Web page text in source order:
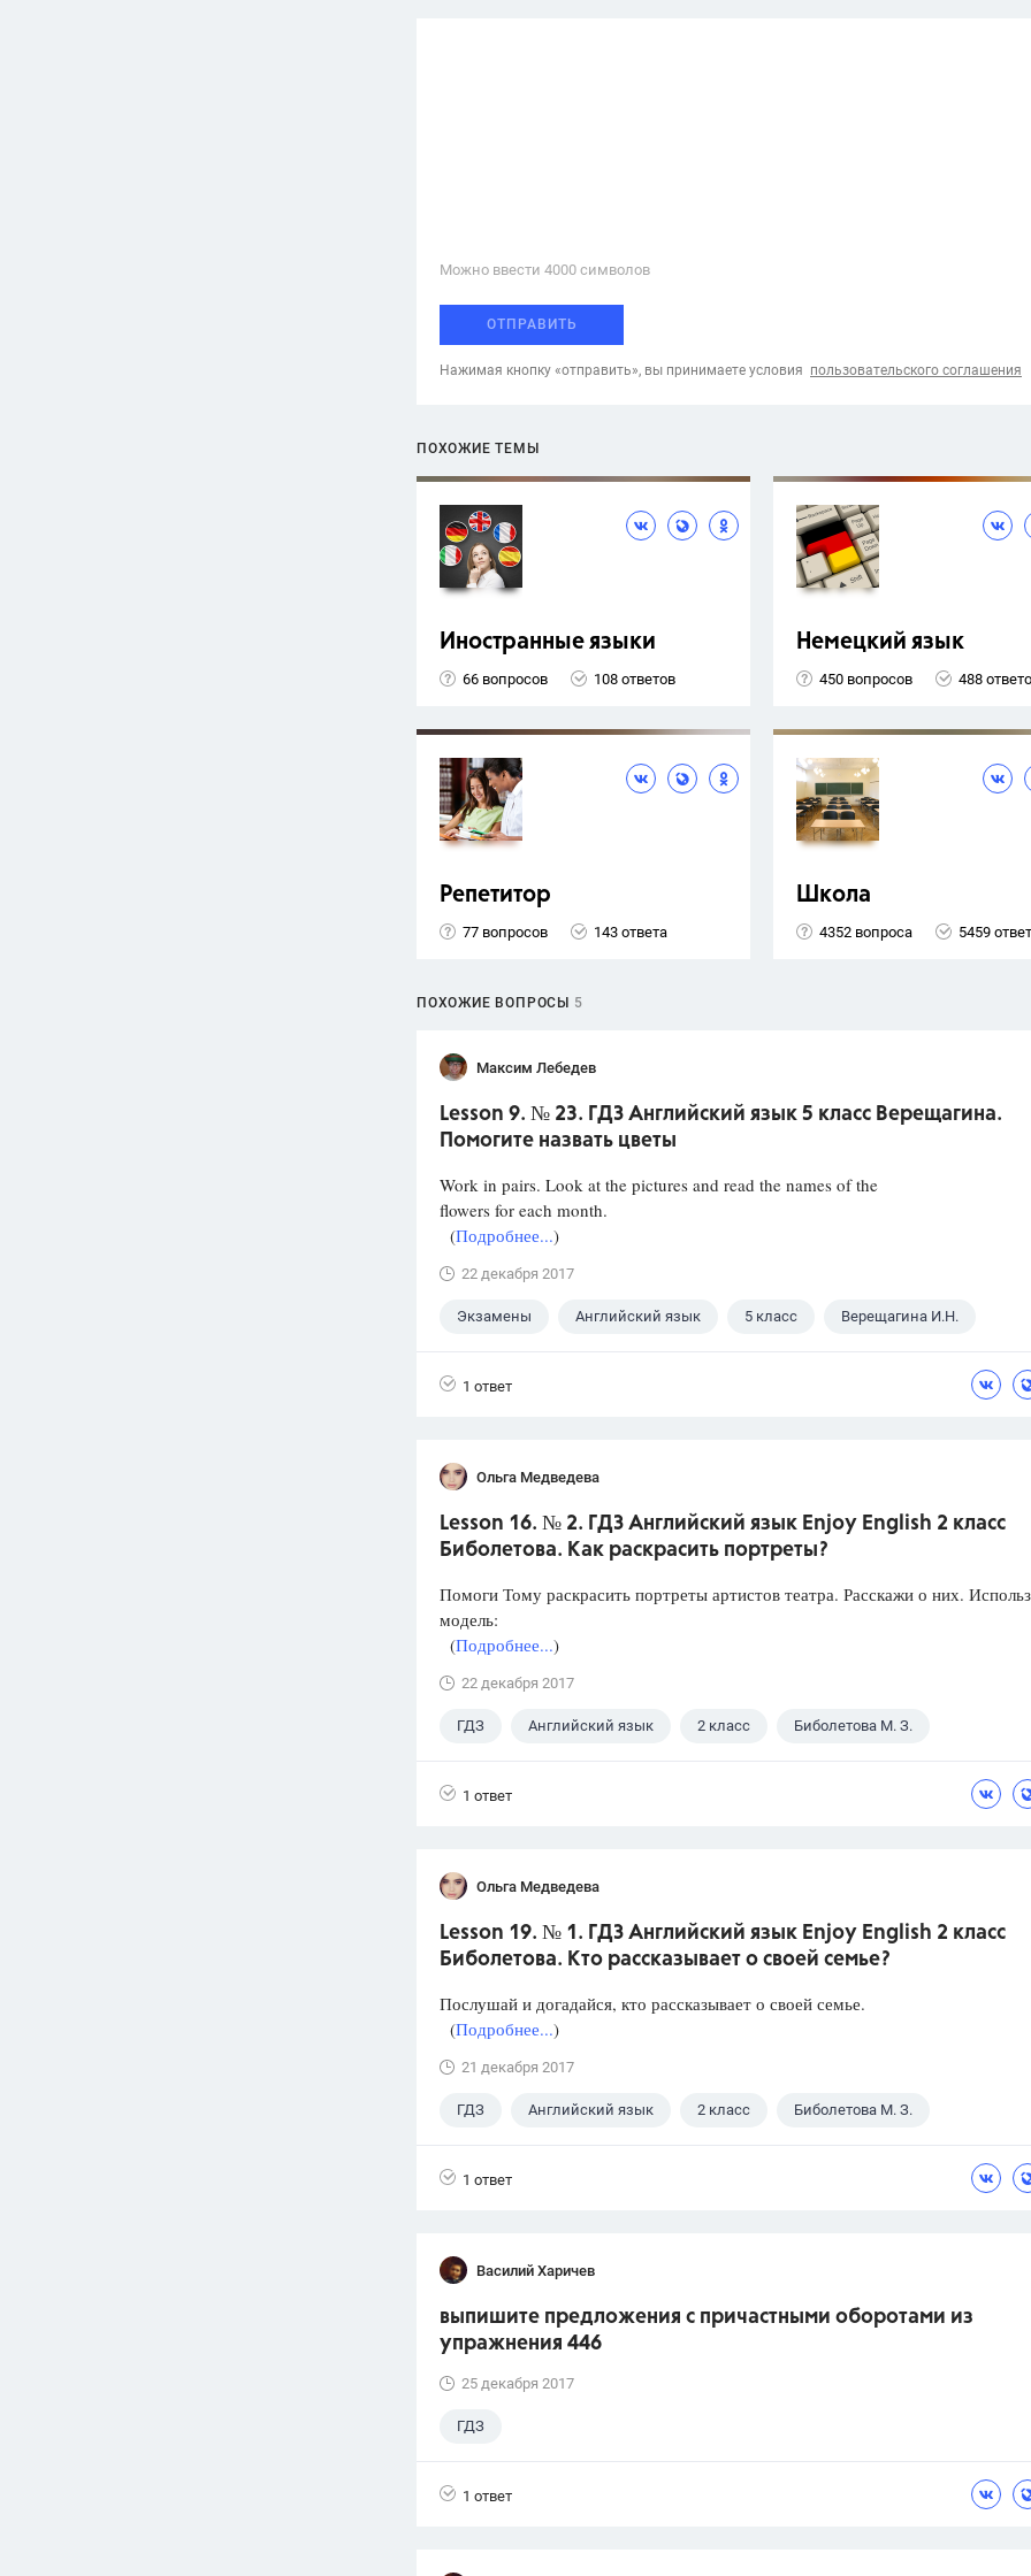
Можно ввести 4000 cимволов
ОТПРАВИТЬ
Нажимая кнопку «отправить», вы принимаете условия пользовательского соглашения
ПОХОЖИЕ ТЕМЫ
Иностранные языки
66 вопросов 108 ответов
Немецкий язык
450 вопросов 488
Репетитор
77 вопросов 143 ответа
Школа
4352 вопроса 5459
ПОХОЖИЕ ВОПРОСЫ 5
Максим Лебедев
Lesson 9. № 23. ГДЗ Английский язык 5 класс Верещагина.
Помогите назвать цветы
Work in pairs. Look at the pictures and read the names of the
flowers for each month.
(Подробнее...)
22 декабря 2017
Экзамены Английский язык 5 класс Верещагина И.Н.
1 ответ
Ольга Медведева
Lesson 16. № 2. ГДЗ Английский язык Enjoy English 2 класс
Биболетова. Как раскрасить портреты?
Помоги Тому раскрасить портреты артистов театра. Расскажи о них.
модель:
(Подробнее...)
22 декабря 2017
ГДЗ Английский язык 2 класс Биболетова М. З.
1 ответ
Ольга Медведева
Lesson 19. № 1. ГДЗ Английский язык Enjoy English 2 класс
Биболетова. Кто рассказывает о своей семье?
Послушай и догадайся, кто рассказывает о своей семье.
(Подробнее...)
21 декабря 2017
ГДЗ Английский язык 2 класс Биболетова М. З.
1 ответ
Василий Харичев
выпишите предложения с причастными оборотами из
упражнения 446
25 декабря 2017
ГДЗ
1 ответ